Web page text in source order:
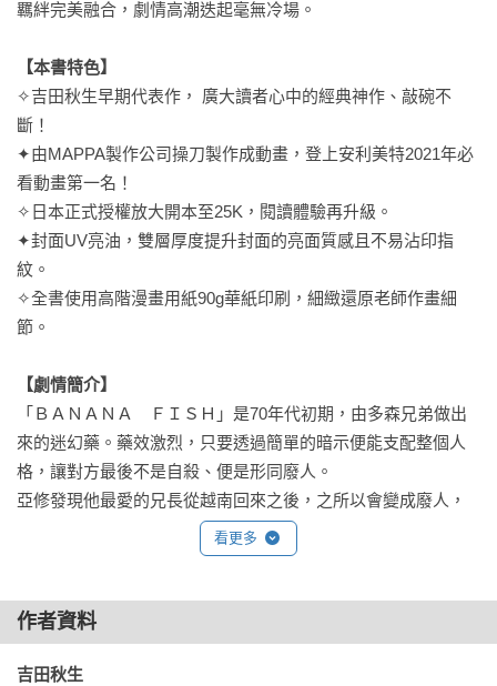
羈絆完美融合，劇情高潮迭起毫無冷場。
【本書特色】
✧吉田秋生早期代表作， 廣大讀者心中的經典神作、敲碗不
斷！
✦由MAPPA製作公司操刀製作成動畫，登上安利美特2021年必
看動畫第一名！
✧日本正式授權放大開本至25K，閱讀體驗再升級。
✦封面UV亮油，雙層厚度提升封面的亮面質感且不易沾印指
紋。
✧全書使用高階漫畫用紙90g華紙印刷，細緻還原老師作畫細
節。
【劇情簡介】
「ＢＡＮＡＮＡ　ＦＩＳＨ」是70年代初期，由多森兄弟做出
來的迷幻藥。藥效激烈，只要透過簡單的暗示便能支配整個人
格，讓對方最後不是自殺、便是形同廢人。
亞修發現他最愛的兄長從越南回來之後，之所以會變成廢人，
是因為被當成Ｂ．Ｆ的實驗品，於是偕同馬克斯等人一起挖掘
看更多
作者資料
吉田秋生